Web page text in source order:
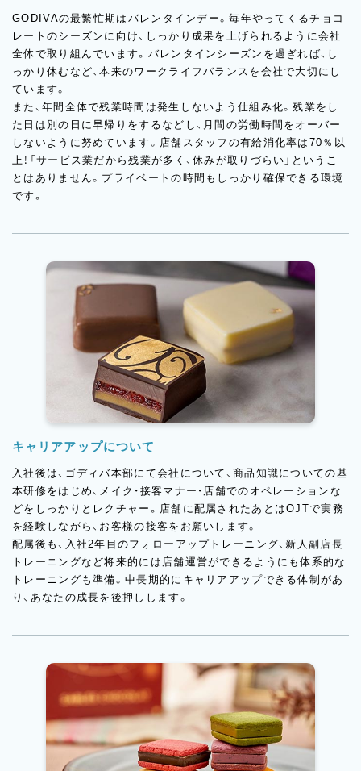
GODIVAの最繁忙期はバレンタインデー。毎年やってくるチョコ
レートのシーズンに向け、しっかり成果を上げられるように会社
全体で取り組んでいます。バレンタインシーズンを過ぎれば、し
っかり休むなど、本来のワークライフバランスを会社で大切にし
ています。
また、年間全体で残業時間は発生しないよう仕組み化。残業をし
た日は別の日に早帰りをするなどし、月間の労働時間をオーバー
しないように努めています。店舗スタッフの有給消化率は70％以
上！「サービス業だから残業が多く、休みが取りづらい」というこ
とはありません。プライベートの時間もしっかり確保できる環境
です。
キャリアアップについて
入社後は、ゴディバ本部にて会社について、商品知識についての基
本研修をはじめ、メイク・接客マナー・店舗でのオペレーションな
どをしっかりとレクチャー。店舗に配属されたあとはOJTで実務
を経験しながら、お客様の接客をお願いします。
配属後も、入社2年目のフォローアップトレーニング、新人副店長
トレーニングなど将来的には店舗運営ができるようにも体系的な
トレーニングも準備。中長期的にキャリアアップできる体制があ
り、あなたの成長を後押しします。